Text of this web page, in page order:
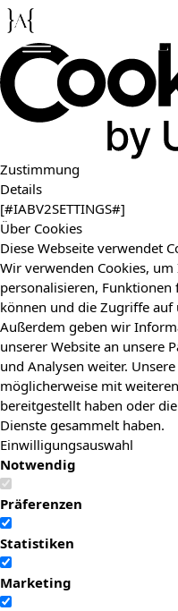
Zustimmung
Details
[#IABV2SETTINGS#]
Über Cookies
Diese Webseite verwendet
Wir verwenden Cookies,
personalisieren,
können und die Zugriffe auf
Außerdem geben wir
unserer Website an unsere
und Analysen weiter.
möglicherweise mit
bereitgestellt haben oder
Dienste gesammelt haben.
Einwilligungsauswahl
Notwendig
Präferenzen
Statistiken
Marketing